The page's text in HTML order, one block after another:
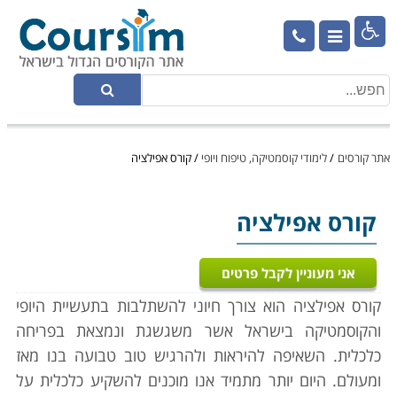

אתר קורסים /לימודי קוסמטיקה, טיפוח ויופי /קורס אפילציה
קורס אפילציה
אני מעוניין לקבל פרטים
קורס אפילציה הוא צורך חיוני להשתלבות בתעשיית היופי
והקוסמטיקה בישראל אשר משגשגת ונמצאת בפריחה
כלכלית. השאיפה להיראות ולהרגיש טוב טבועה בנו מאז
ומעולם. היום יותר מתמיד אנו מוכנים להשקיע כלכלית על